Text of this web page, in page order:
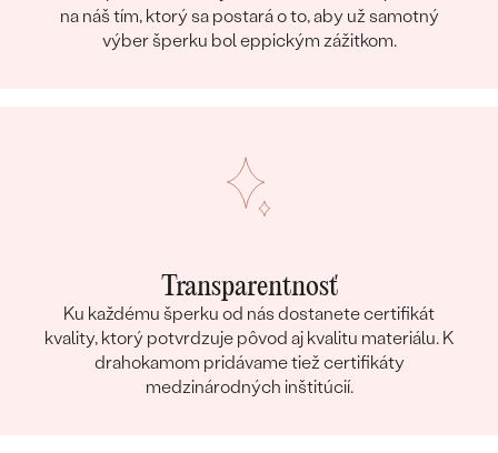
na náš tím, ktorý sa postará o to, aby už samotný
výber šperku bol eppickým zážitkom.
Transparentnosť
Ku každému šperku od nás dostanete certifikát
kvality, ktorý potvrdzuje pôvod aj kvalitu materiálu. K
drahokamom pridávame tiež certifikáty
medzinárodných inštitúcií.